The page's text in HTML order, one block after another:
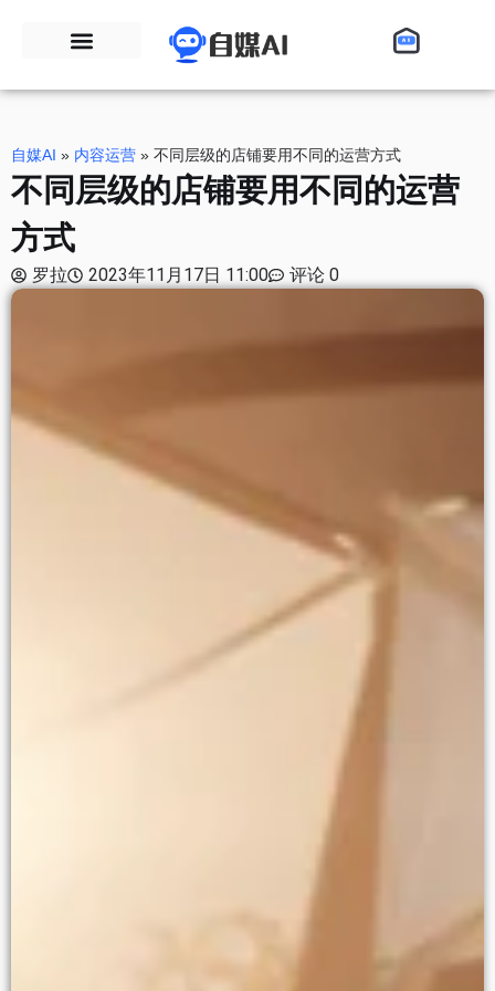
自媒AI » 内容运营 » 不同层级的店铺要用不同的运营方式
不同层级的店铺要用不同的运营
方式
罗拉 2023年11月17日 11:00 评论 0